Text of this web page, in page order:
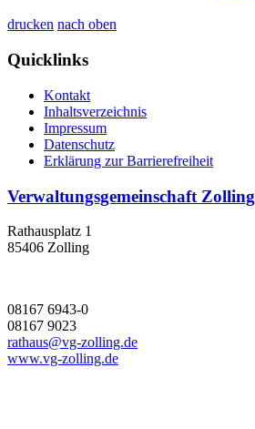
drucken nach oben
Quicklinks
Kontakt
Inhaltsverzeichnis
Impressum
Datenschutz
Erklärung zur Barrierefreiheit
Verwaltungsgemeinschaft Zolling
Rathausplatz 1
85406 Zolling
08167 6943-0
08167 9023
rathaus@vg-zolling.de
www.vg-zolling.de